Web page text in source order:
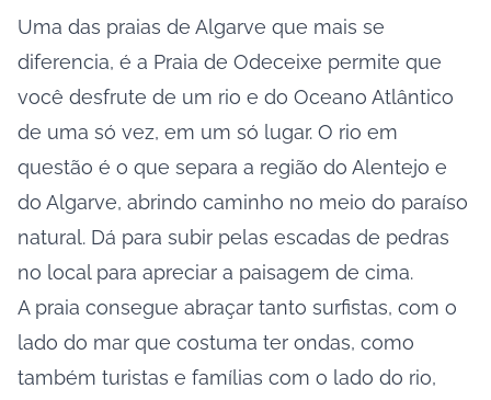
Uma das praias de Algarve que mais se
diferencia, é a Praia de Odeceixe permite que
você desfrute de um rio e do Oceano Atlântico
de uma só vez, em um só lugar. O rio em
questão é o que separa a região do Alentejo e
do Algarve, abrindo caminho no meio do paraíso
natural. Dá para subir pelas escadas de pedras
no local para apreciar a paisagem de cima.
A praia consegue abraçar tanto surfistas, com o
lado do mar que costuma ter ondas, como
também turistas e famílias com o lado do rio,